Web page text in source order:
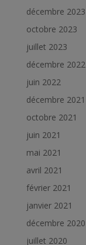
décembre 2023
octobre 2023
juillet 2023
décembre 2022
juin 2022
décembre 2021
octobre 2021
juin 2021
mai 2021
avril 2021
février 2021
janvier 2021
décembre 2020
juillet 2020